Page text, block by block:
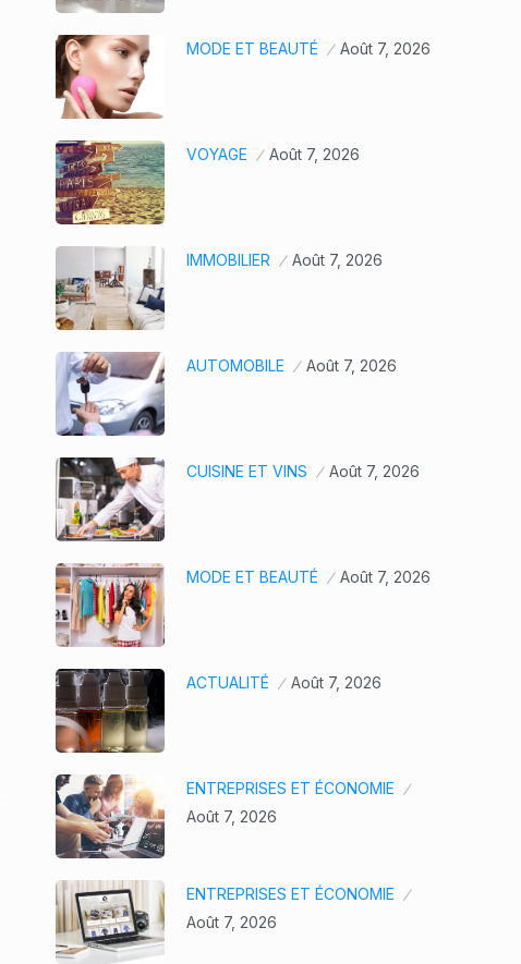
MODE ET BEAUTÉ Août 7, 2026
VOYAGE Août 7, 2026
IMMOBILIER Août 7, 2026
AUTOMOBILE Août 7, 2026
CUISINE ET VINS Août 7, 2026
MODE ET BEAUTÉ Août 7, 2026
ACTUALITÉ Août 7, 2026
ENTREPRISES ET ÉCONOMIE
Août 7, 2026
ENTREPRISES ET ÉCONOMIE
Août 7, 2026